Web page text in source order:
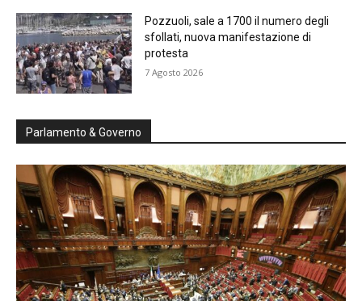
Pozzuoli, sale a 1700 il numero degli
sfollati, nuova manifestazione di
protesta
7 Agosto 2026
Parlamento & Governo